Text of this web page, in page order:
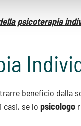
psicoterapia
beneficio dalla
casi, se lopsicologo